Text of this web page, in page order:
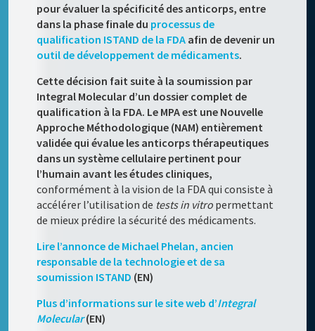
pour évaluer la spécificité des anticorps, entre
dans la phase finale du processus de
qualification ISTAND de la FDA afin de devenir un
outil de développement de médicaments.
Cette décision fait suite à la soumission par
Integral Molecular d’un dossier complet de
qualification à la FDA. Le MPA est une Nouvelle
Approche Méthodologique (NAM) entièrement
validée qui évalue les anticorps thérapeutiques
dans un système cellulaire pertinent pour
l’humain avant les études cliniques,
conformément à la vision de la FDA qui consiste à
accélérer l’utilisation de tests in vitro permettant
de mieux prédire la sécurité des médicaments.
Lire l’annonce de Michael Phelan, ancien
responsable de la technologie et de sa
soumission ISTAND (EN)
Plus d’informations sur le site web d’Integral
Molecular(EN)